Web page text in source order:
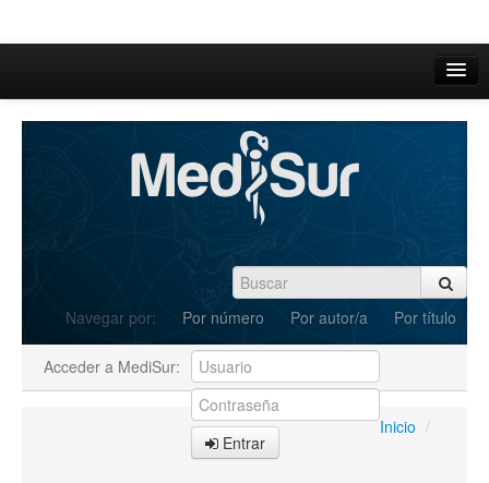
Inicio
Actual
Archivos
Navegar por: Por número Por autor/a Por título
Acceder a MediSur:
Entrar
Inicio /